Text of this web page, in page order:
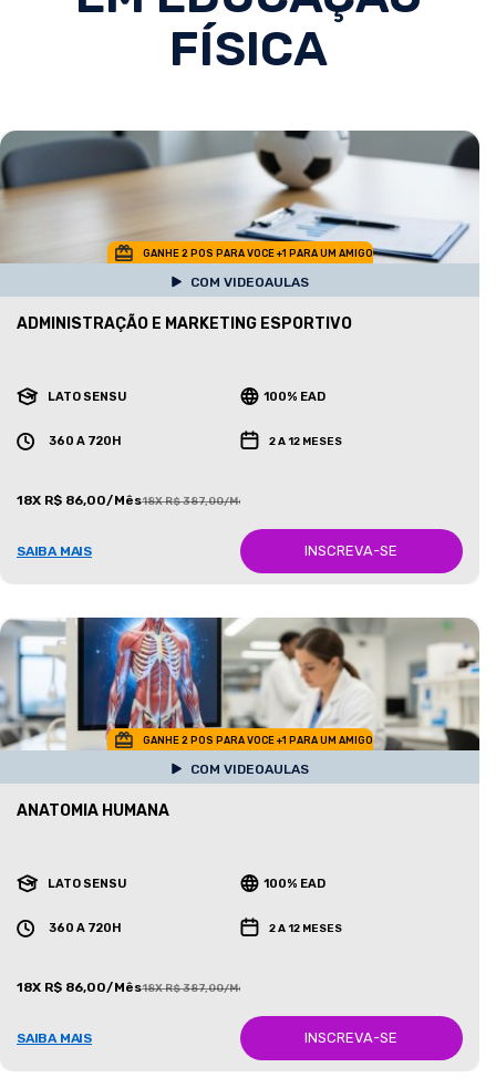
FÍSICA
GANHE 2 POS PARA VOCE +1 PARA UM AMIGO
COM VIDEOAULAS
ADMINISTRAÇÃO E MARKETING ESPORTIVO
LATO SENSU 100% EAD
360 A 720H 2 A 12 MESES
18X R$ 86,00/Mês18X R$ 387,00/Mês
SAIBA MAIS INSCREVA-SE
GANHE 2 POS PARA VOCE +1 PARA UM AMIGO
COM VIDEOAULAS
ANATOMIA HUMANA
LATO SENSU 100% EAD
360 A 720H 2 A 12 MESES
18X R$ 86,00/Mês18X R$ 387,00/Mês
SAIBA MAIS INSCREVA-SE